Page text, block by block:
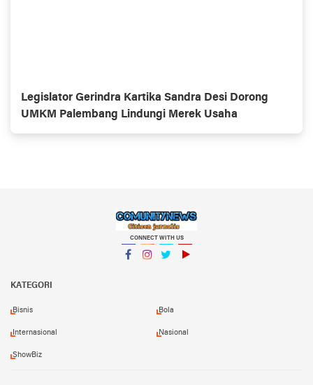
Legislator Gerindra Kartika Sandra Desi Dorong
UMKM Palembang Lindungi Merek Usaha
CONNECT WITH US
KATEGORI
Bisnis Bola
Internasional Nasional
ShowBiz